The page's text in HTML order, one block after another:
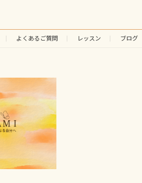
よくあるご質問 レッスン ブログ